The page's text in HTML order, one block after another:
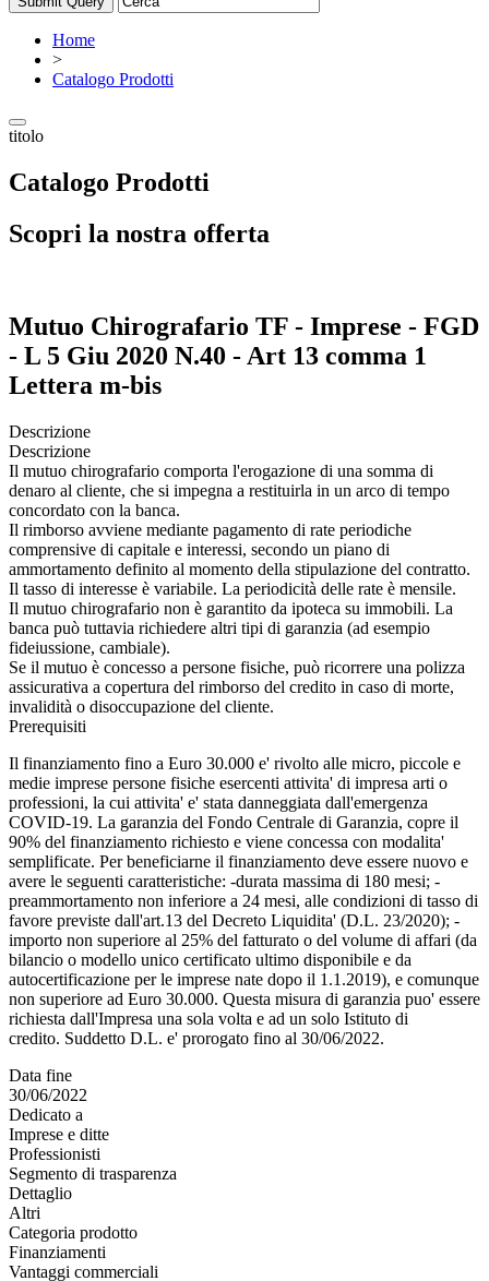
Home
>
Catalogo Prodotti
titolo
Catalogo Prodotti
Scopri la nostra offerta
Mutuo Chirografario TF - Imprese - FGD
- L 5 Giu 2020 N.40 - Art 13 comma 1
Lettera m-bis
Descrizione
Descrizione
Il mutuo chirografario comporta l'erogazione di una somma di
denaro al cliente, che si impegna a restituirla in un arco di tempo
concordato con la banca.
Il rimborso avviene mediante pagamento di rate periodiche
comprensive di capitale e interessi, secondo un piano di
ammortamento definito al momento della stipulazione del contratto.
Il tasso di interesse è variabile. La periodicità delle rate è mensile.
Il mutuo chirografario non è garantito da ipoteca su immobili. La
banca può tuttavia richiedere altri tipi di garanzia (ad esempio
fideiussione, cambiale).
Se il mutuo è concesso a persone fisiche, può ricorrere una polizza
assicurativa a copertura del rimborso del credito in caso di morte,
invalidità o disoccupazione del cliente.
Prerequisiti
Il finanziamento fino a Euro 30.000 e' rivolto alle micro, piccole e
medie imprese persone fisiche esercenti attivita' di impresa arti o
professioni, la cui attivita' e' stata danneggiata dall'emergenza
COVID-19. La garanzia del Fondo Centrale di Garanzia, copre il
90% del finanziamento richiesto e viene concessa con modalita'
semplificate. Per beneficiarne il finanziamento deve essere nuovo e
avere le seguenti caratteristiche: -durata massima di 180 mesi; -
preammortamento non inferiore a 24 mesi, alle condizioni di tasso di
favore previste dall'art.13 del Decreto Liquidita' (D.L. 23/2020); -
importo non superiore al 25% del fatturato o del volume di affari (da
bilancio o modello unico certificato ultimo disponibile e da
autocertificazione per le imprese nate dopo il 1.1.2019), e comunque
non superiore ad Euro 30.000. Questa misura di garanzia puo' essere
richiesta dall'Impresa una sola volta e ad un solo Istituto di
credito. Suddetto D.L. e' prorogato fino al 30/06/2022.
Data fine
30/06/2022
Dedicato a
Imprese e ditte
Professionisti
Segmento di trasparenza
Dettaglio
Altri
Categoria prodotto
Finanziamenti
Vantaggi commerciali